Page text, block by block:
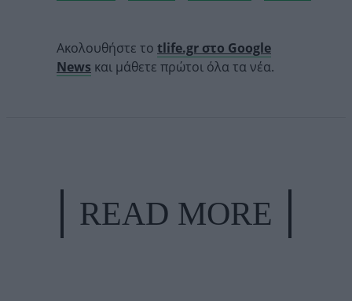
Ακολουθήστε το tlife.gr στο Google
News και μάθετε πρώτοι όλα τα νέα.
READ MORE